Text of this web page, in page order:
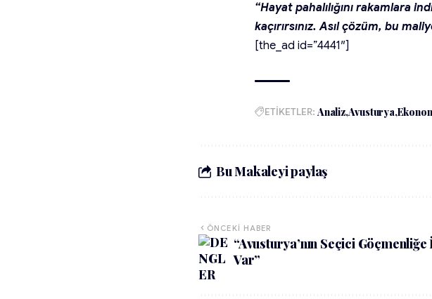
“Hayat pahalılığını rakamlara
kaçırırsınız. Asıl çözüm, bu
[the_ad id=”4441″]
ETİKETLER: Analiz Avusturya
Bu Makaleyi paylaş
ÖNCEKI HABER
“Avusturya’nın Seçici Göçmenliğe
Var”